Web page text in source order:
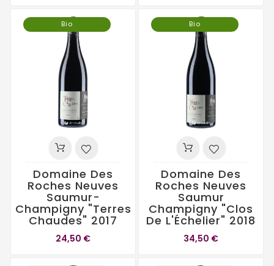
Bio
Domaine Des
Roches Neuves
Saumur-
Champigny "Terres
Chaudes" 2017
24,50 €
Bio
Domaine Des
Roches Neuves
Saumur
Champigny "Clos
De L'Échelier" 2018
34,50 €